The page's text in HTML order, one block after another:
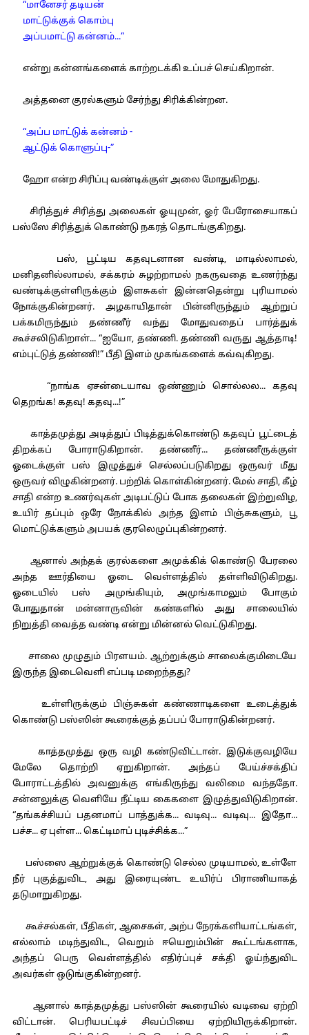
“மானேசர் தடியன்
மாட்டுக்குக் கொம்பு
அப்பமாட்டு கன்னம்...”
என்று கன்னங்களைக் காற்றடக்கி உப்பச் செய்கிறான்.
அத்தனை குரல்களும் சேர்ந்து சிரிக்கின்றன.
“அப்ப மாட்டுக் கன்னம் -
ஆட்டுக் கொளுப்பு-”
ஹோ என்ற சிரிப்பு வண்டிக்குள் அலை மோதுகிறது.
சிரித்துச் சிரித்து அலைகள் ஓயுமுன், ஓர் பேரோசையாகப்
பஸ்ஸே சிரித்துக் கொண்டு நகரத் தொடங்குகிறது.
பஸ், பூட்டிய கதவுடனான வண்டி, மாடில்லாமல்,
மனிதனில்லாமல், சக்கரம் சுழற்றாமல் நகருவதை உணர்ந்து
வண்டிக்குள்ளிருக்கும் இளசுகள் இன்னதென்று புரியாமல்
நோக்குகின்றனர். அழகாயிதான் பின்னிருந்தும் ஆற்றுப்
பக்கமிருந்தும் தண்ணீர் வந்து மோதுவதைப் பார்த்துக்
கூச்சலிடுகிறாள்... “ஐயோ, தண்ணி. தண்ணி வருது ஆத்தாடி!
எம்புட்டுத் தண்ணி!” பீதி இளம் முகங்களைக் கவ்வுகிறது.
“நாங்க ஏசன்டையாவ ஒண்ணும் சொல்லல... கதவு
தெறங்க! கதவு! கதவு...!”
காத்தமுத்து அடித்துப் பிடித்துக்கொண்டு கதவுப் பூட்டைத்
திறக்கப் போராடுகிறான். தண்ணீர்... தண்ணீருக்குள்
ஓடைக்குள் பஸ் இழுத்துச் செல்லப்படுகிறது ஒருவர் மீது
ஒருவர் விழுகின்றனர். பற்றிக் கொள்கின்றனர். மேல் சாதி, கீழ்
சாதி என்ற உணர்வுகள் அடிபட்டுப் போக தலைகள் இற்றுவிழ,
உயிர் தப்பும் ஒரே நோக்கில் அந்த இளம் பிஞ்சுகளும், பூ
மொட்டுக்களும் அபயக் குரலெழுப்புகின்றனர்.
ஆனால் அந்தக் குரல்களை அமுக்கிக் கொண்டு பேரலை
அந்த ஊர்தியை ஓடை வெள்ளத்தில் தள்ளிவிடுகிறது.
ஓடையில் பஸ் அமுங்கியும், அமுங்காமலும் போகும்
போதுதான் மன்னாருவின் கண்களில் அது சாலையில்
நிறுத்தி வைத்த வண்டி என்று மின்னல் வெட்டுகிறது.
சாலை முழுதும் பிரளயம். ஆற்றுக்கும் சாலைக்குமிடையே
இருந்த இடைவெளி எப்படி மறைந்தது?
உள்ளிருக்கும் பிஞ்சுகள் கண்ணாடிகளை உடைத்துக்
கொண்டு பஸ்ஸின் கூரைக்குத் தப்பப் போராடுகின்றனர்.
காத்தமுத்து ஒரு வழி கண்டுவிட்டான். இடுக்குவழியே
மேலே தொற்றி ஏறுகிறான். அந்தப் பேய்ச்சக்திப்
போராட்டத்தில் அவனுக்கு எங்கிருந்து வலிமை வந்ததோ.
சன்னலுக்கு வெளியே நீட்டிய கைகளை இழுத்துவிடுகிறான்.
“தங்கச்சியப் பதனமாப் பாத்துக்க... வடிவு... வடிவு... இதோ...
பச்ச... ஏ புள்ள... கெட்டிமாப் புடிச்சிக்க...”
பஸ்ஸை ஆற்றுக்குக் கொண்டு செல்ல முடியாமல், உள்ளே
நீர் புகுத்துவிட, அது இரையுண்ட உயிர்ப் பிராணியாகத்
தடுமாறுகிறது.
கூச்சல்கள், பீதிகள், ஆசைகள், அற்ப நேரக்களியாட்டங்கள்,
எல்லாம் மடிந்துவிட, வெறும் ஈயெறும்பின் கூட்டங்களாக,
அந்தப் பெரு வெள்ளத்தில் எதிர்ப்புச் சக்தி ஓய்ந்துவிட
அவர்கள் ஒடுங்குகின்றனர்.
ஆனால் காத்தமுத்து பஸ்ஸின் கூரையில் வடிவை ஏற்றி
விட்டான். பெரியபட்டிச் சிவப்பியை ஏற்றியிருக்கிறான்.